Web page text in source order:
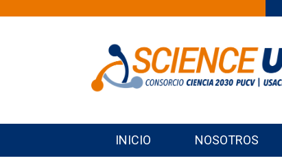
INICIO NOSOTROS